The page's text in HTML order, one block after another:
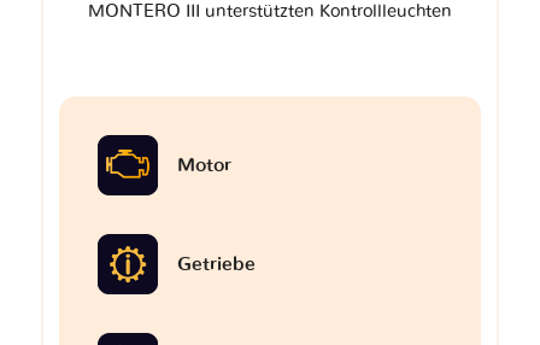
MONTERO III unterstützten Kontrollleuchten
Motor
Getriebe